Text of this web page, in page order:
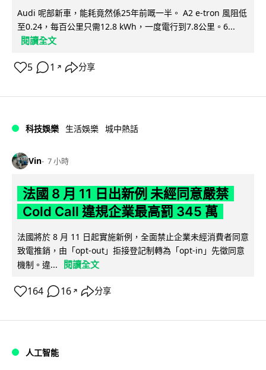
Audi 呢部新車，能耗竟然係25年前嘅一半。 A2 e-tron 風阻低
至0.24，每百公里只需12.8 kWh，一度電行到7.8公里。6...
閱讀全文
5 1 ↗ 分享
科技娛樂 生活娛樂 城中熱話
Vin 7 小時
法國 8 月 11 日出新例 未經同意嚴禁
Cold Call 違規企業最高罰 345 萬
法國將於 8 月 11 日起實施新例，全面禁止企業未經消費者同意
致電推銷，由「opt-out」拒接登記制轉為「opt-in」先徵同意
機制。違...
閱讀全文
164 16 ↗ 分享
人工智能